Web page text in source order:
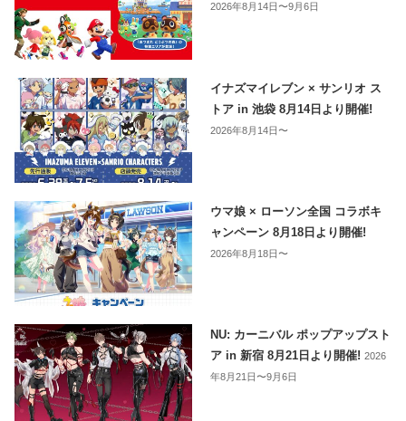
2026年8月14日〜9月6日
イナズマイレブン × サンリオ ス
トア in 池袋 8月14日より開催!
2026年8月14日〜
ウマ娘 × ローソン全国 コラボキ
ャンペーン 8月18日より開催!
2026年8月18日〜
NU: カーニバル ポップアップスト
ア in 新宿 8月21日より開催!2026
年8月21日〜9月6日